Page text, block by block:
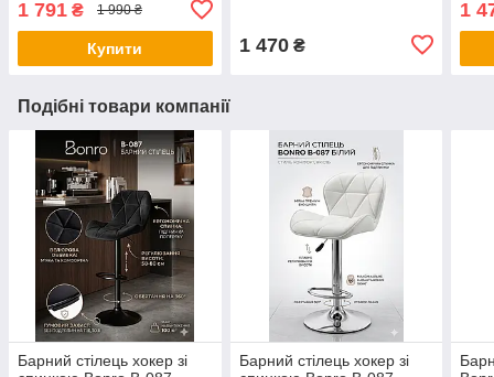
кухні та бару)
1 791 ₴ 1 990 ₴
Купити 1 470₴
1
Подібні товари компанії
Барний стілець хокер зі
Барний стілець хокер зі